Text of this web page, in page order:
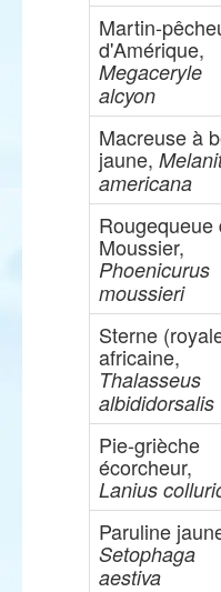
Martin-
d'Amérique,
Megaceryle
alcyon
Macreuse à
jaune,
americana
Rougequeue
Moussier,
Phoenicurus
moussieri
Sterne
africaine,
Thalasseus
albididorsalis
Pie-grièche
écorcheur,
Lanius
Paruline
Setophaga
aestiva